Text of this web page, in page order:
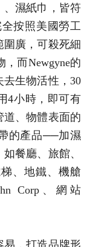
、濕紙巾，皆符
按照美國勞工
廣，可殺死細
而Newgyne的
生物活性，30
4小時，即可有
、物體表面的
的產品──加濕
餐廳、旅館、
、地鐵、機艙
Corp、網站